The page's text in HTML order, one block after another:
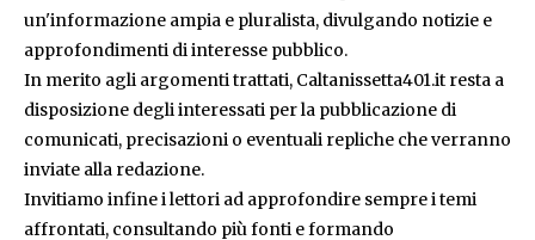
un'informazione ampia e pluralista, divulgando notizie e
approfondimenti di interesse pubblico.
In merito agli argomenti trattati, Caltanissetta401.it resta a
disposizione degli interessati per la pubblicazione di
comunicati, precisazioni o eventuali repliche che verranno
inviate alla redazione.
Invitiamo infine i lettori ad approfondire sempre i temi
affrontati, consultando più fonti e formando